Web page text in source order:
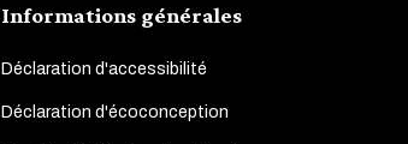
Informations générales
Déclaration d'accessibilité
Déclaration d'écoconception